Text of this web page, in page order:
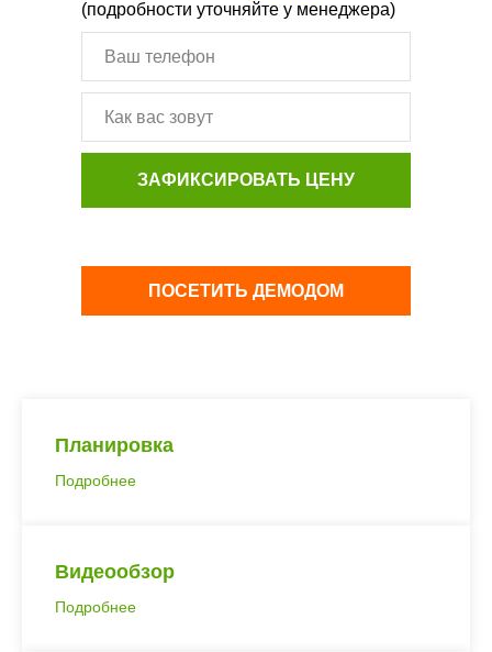
(подробности уточняйте у менеджера)
ЗАФИКСИРОВАТЬ ЦЕНУ
ПОСЕТИТЬ ДЕМОДОМ
Планировка
Подробнее
Видеообзор
Подробнее